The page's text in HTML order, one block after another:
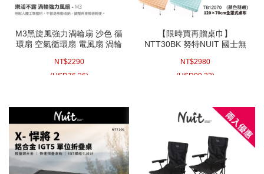
M3黑旋風強力渦輪扇 沙色 循
環扇 空氣循環扇 電風扇 渦輪
NT$2290
(USD76.26)
【限時買再贈桌巾】
NTT30BK 努特NUIT 國士無
小車旅遊 露營桌 快速可搭起
鋁捲桌 炊事桌
NT$2980
(USD99.23)